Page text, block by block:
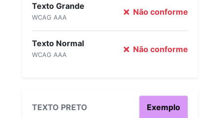
Texto Grande
WCAG AAA
Não conforme
Texto Normal
WCAG AAA
Não conforme
TEXTO PRETO Exemplo